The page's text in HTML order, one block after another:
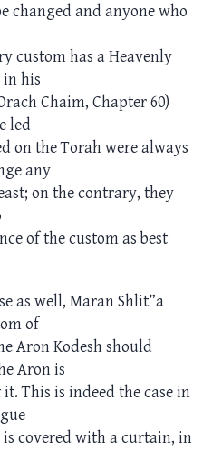
changed and anyone who
custom has a Heavenly
in his
Chaim, Chapter 60)
led
on the Torah were always
any
on the contrary, they
of the custom as best
as well, Maran Shlit”a
of
Aron Kodesh should
Aron is
This is indeed the case in
is covered with a curtain, in